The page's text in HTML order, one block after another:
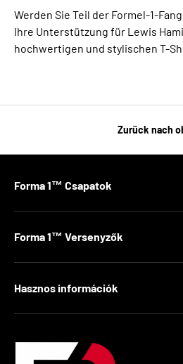
Werden Sie Teil der Formel-1-
Ihre Unterstützung für Lewis
hochwertigen und stylischen T-
Zurück nach
Forma 1™ Csapatok
Forma 1™ Versenyzők
Hasznos információk